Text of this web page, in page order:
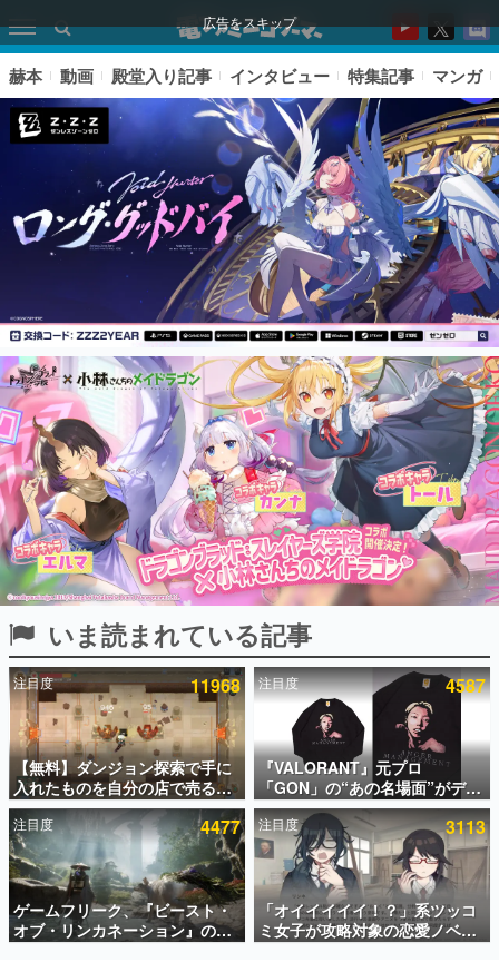
広告をスキップ
ピックアップ
電ファミのいま読まれている記事ランキング
アプリセール情報
インタビュー
連載・特集一覧
殿堂入り記事
SNS拡散数が数千以上！ ページビュー数万以上！ などな
ど。多くの人々に読まれた、電ファミ渾身の“殿堂入り”記
事をまとめました。
ゲームの企画書
名作ゲームクリエイターの方々に製作時のエピソードをお
聞きし、ヒットする企画（ゲーム）とは何か？を探ってい
きます。
赫本
この物語を解いてはいけない。『赫本』は、〈試験問題〉
の形をした短編ホラー小説集です。
新世代に訊く
これからのデジタルゲーム市場を担う若きクリエイター達
の姿を追い、彼らのルーツと情熱を探っていきます。
赫本 動画 殿堂入り記事 インタビュー 特集記事 マンガ
いま読まれている記事
注目度 11968
【無料】ダンジョン探索で手に
入れたものを自分の店で売るゲ
ーム『Moonlighter』がSteam
にて無料配布中！続編
『Moonlighter 2』の9月2日正
式リリースを記念したキャンペ
ーン
注目度 4587
『VALORANT』元プロ
「GON」の“あの名場面”がデザ
インされた新作グッズが本日8月
5日より期間限定で発売。Tシャ
ツやコインケース、アクキーな
どが全品受注生産で登場、過去
に発売したグッズの再販も
注目度 4477
ゲームフリーク、『ビースト・
オブ・リンカネーション』の継
続的なアプデ方針を表明。ユー
注目度 3113
「オイイイイイ！？」系ツッコ
ミ女子が攻略対象の恋愛ノベル
ゲーム『美術部カノジョ』